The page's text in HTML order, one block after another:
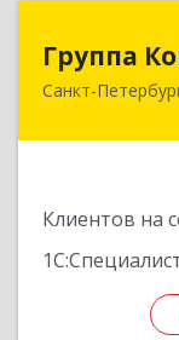
Группа
Санкт-
Клиентов на
Группа
195112,